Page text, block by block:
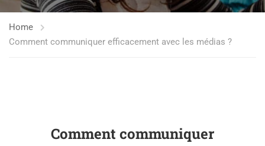
Home
Comment communiquer efficacement avec les médias ?
Comment communiquer